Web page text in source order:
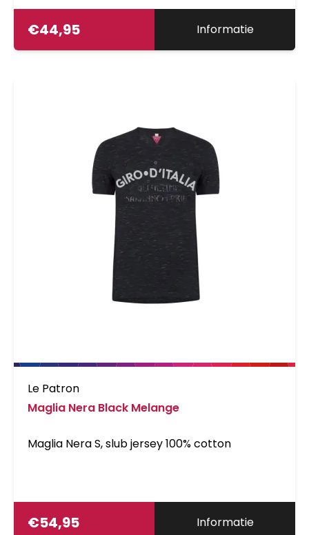
€44,95 Informatie
Le Patron
Maglia Nera Black Melange
Maglia Nera S, slub jersey 100% cotton
€54,95 Informatie